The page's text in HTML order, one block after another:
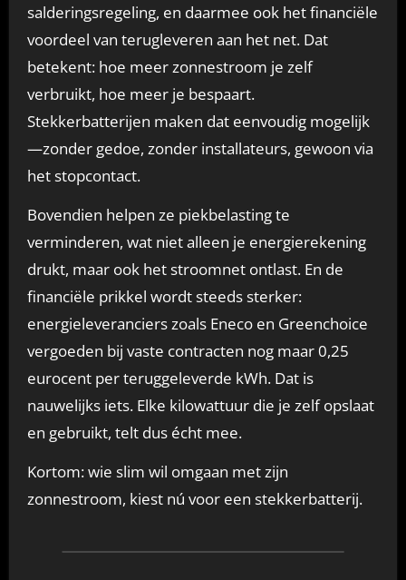
salderingsregeling, en daarmee ook het financiële
voordeel van terugleveren aan het net. Dat
betekent: hoe meer zonnestroom je zelf
verbruikt, hoe meer je bespaart.
Stekkerbatterijen maken dat eenvoudig mogelijk
—zonder gedoe, zonder installateurs, gewoon via
het stopcontact.
Bovendien helpen ze piekbelasting te
verminderen, wat niet alleen je energierekening
drukt, maar ook het stroomnet ontlast. En de
financiële prikkel wordt steeds sterker:
energieleveranciers zoals Eneco en Greenchoice
vergoeden bij vaste contracten nog maar 0,25
eurocent per teruggeleverde kWh. Dat is
nauwelijks iets. Elke kilowattuur die je zelf opslaat
en gebruikt, telt dus écht mee.
Kortom: wie slim wil omgaan met zijn
zonnestroom, kiest nú voor een stekkerbatterij.